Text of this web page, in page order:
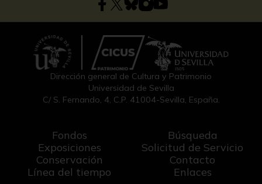
Dirección general de Cultura y Patrimonio
Universidad de Sevilla
C/ S. Fernando, 4, C.P. 41004-Sevilla, España.
Fondos
Exposiciones
Conservación
Línea del tiempo
Búsqueda
Solicitud de Servicio
Contacto
Enlaces